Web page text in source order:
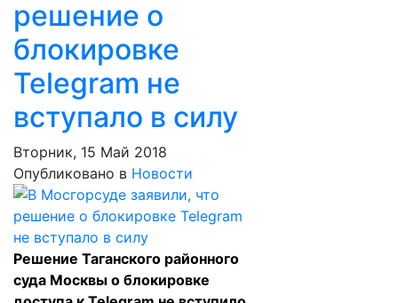
решение о
блокировке
Telegram не
вступало в силу
Вторник, 15 Май 2018
Опубликовано в Новости
Решение Таганского районного
суда Москвы о блокировке